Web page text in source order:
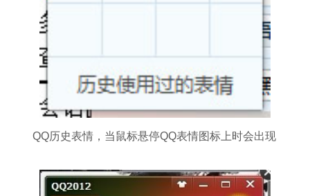
QQ历史表情，当鼠标悬停QQ表情图标上时会出现